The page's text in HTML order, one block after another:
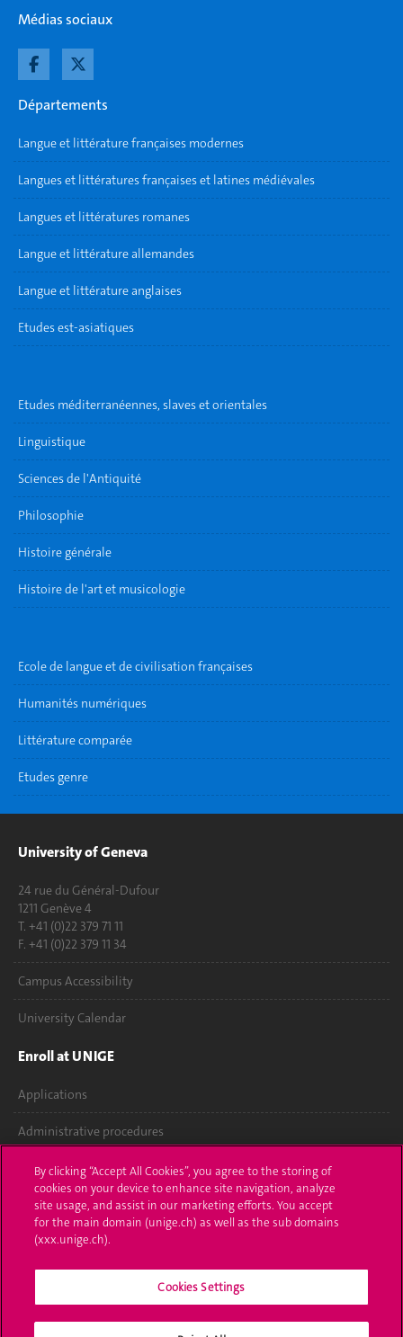
Médias sociaux
Départements
Langue et littérature françaises modernes
Langues et littératures françaises et latines médiévales
Langues et littératures romanes
Langue et littérature allemandes
Langue et littérature anglaises
Etudes est-asiatiques
Etudes méditerranéennes, slaves et orientales
Linguistique
Sciences de l'Antiquité
Philosophie
Histoire générale
Histoire de l'art et musicologie
Ecole de langue et de civilisation françaises
Humanités numériques
Littérature comparée
Etudes genre
University of Geneva
24 rue du Général-Dufour
1211 Genève 4
T. +41 (0)22 379 71 11
F. +41 (0)22 379 11 34
Campus Accessibility
University Calendar
Enroll at UNIGE
Applications
Administrative procedures
Ask a question
Contact
Media
University Structures
By clicking “Accept All Cookies”, you agree to the storing of
cookies on your device to enhance site navigation, analyze
site usage, and assist in our marketing efforts. You accept
for the main domain (unige.ch) as well as the sub domains
(xxx.unige.ch).
Cookies Settings